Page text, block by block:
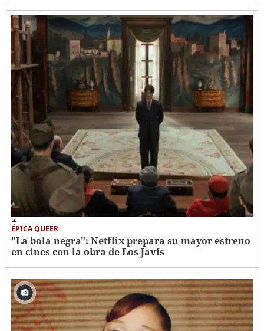
ÉPICA QUEER
"La bola negra": Netflix prepara su mayor estreno
en cines con la obra de Los Javis